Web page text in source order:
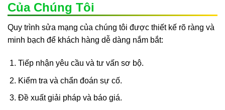
Của Chúng Tôi
Quy trình sửa mạng của chúng tôi được thiết kế rõ ràng và
minh bạch để khách hàng dễ dàng nắm bắt:
Tiếp nhận yêu cầu và tư vấn sơ bộ.
Kiểm tra và chẩn đoán sự cố.
Đề xuất giải pháp và báo giá.